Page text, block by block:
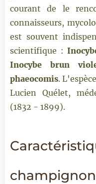
courant de le
connaisseurs,
est souvent
scientifique :
Inocybe brun
phaeocomis.
Lucien Quélet,
(1832 - 1899).
champignon